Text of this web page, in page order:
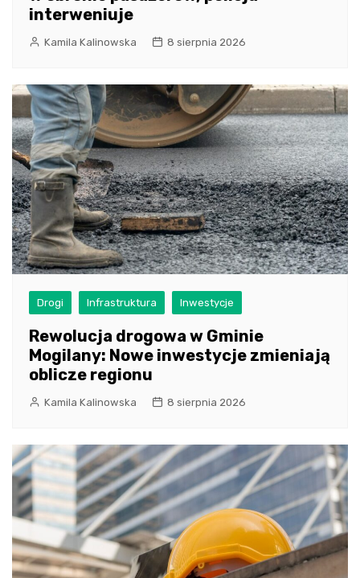
interweniuje
Kamila Kalinowska 8 sierpnia 2026
Drogi Infrastruktura Inwestycje
Rewolucja drogowa w Gminie
Mogilany: Nowe inwestycje zmieniają
oblicze regionu
Kamila Kalinowska 8 sierpnia 2026